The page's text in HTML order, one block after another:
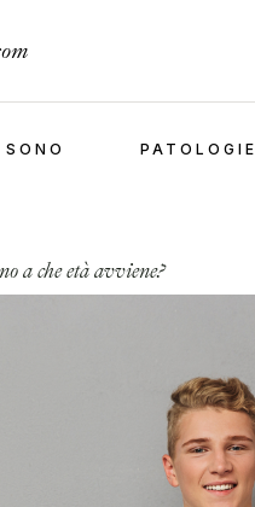
PATOLOGIE
a che età avviene?